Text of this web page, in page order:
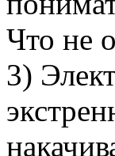
Что не
3)